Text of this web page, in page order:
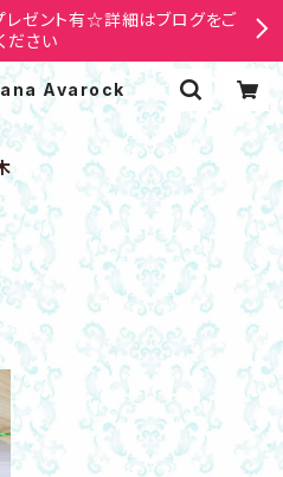
ゼント有☆詳細はブログをご
ださい
Avarock